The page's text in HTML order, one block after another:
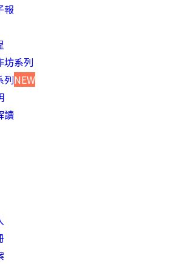
報
坊系列
列NEW
讀